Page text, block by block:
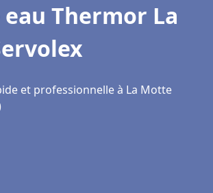
Thermor La
et professionnelle à La Motte